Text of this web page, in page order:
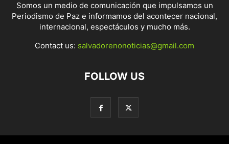
Somos un medio de comunicación que impulsamos un
Periodismo de Paz e informamos del acontecer nacional,
internacional, espectáculos y mucho más.
Contact us: salvadorenonoticias@gmail.com
FOLLOW US